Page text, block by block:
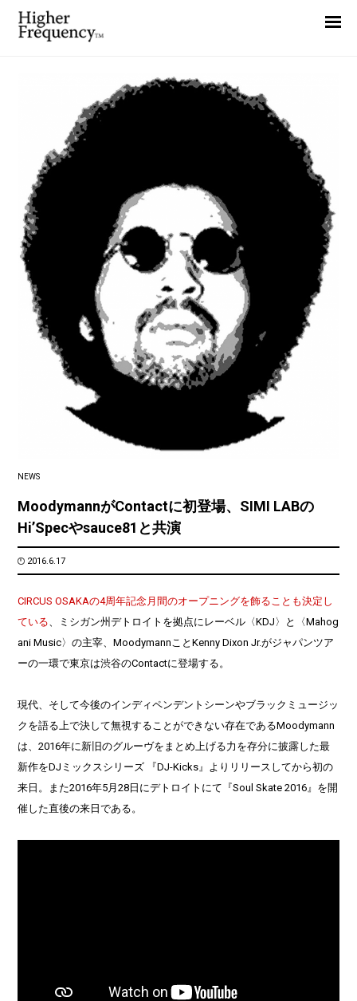
NEWS
MoodymannがContactに初登場、SIMI LABの
Hi’Specやsauce81と共演
2016.6.17
CIRCUS OSAKAの4周年記念月間のオープニングを飾ることも決定し
ている 、ミシガン州デトロイトを拠点にレーベル〈KDJ〉と〈Mahog
ani Music〉の主宰、MoodymannことKenny Dixon Jr.がジャパンツア
ーの一環で東京は渋谷のContactに登場する。
現代、そして今後のインディペンデントシーンやブラックミュージッ
クを語る上で決して無視することができない存在であるMoodymann
は、2016年に新旧のグルーヴをまとめ上げる力を存分に披露した最
新作をDJミックスシリーズ 『DJ-Kicks』よりリリースしてから初の
来日。また2016年5月28日にデトロイトにて『Soul Skate 2016』を開
催した直後の来日である。
Interview